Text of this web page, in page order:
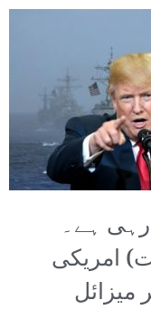
ہے۔
رات) امریکی
میزائل